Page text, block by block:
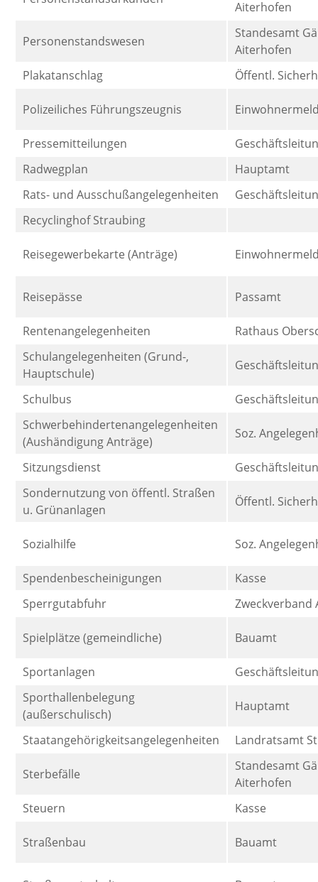
Aiterhofen
Personenstandswesen
Standesamt
Aiterhofen
Plakatanschlag
Öffentl.
Polizeiliches Führungszeugnis
Pressemitteilungen
Radwegplan
Hauptamt
Rats- und Ausschußangelegenheiten
Recyclinghof Straubing
Reisegewerbekarte (Anträge)
Reisepässe Passamt
Rentenangelegenheiten
Rathaus
Schulangelegenheiten (Grund-,
Hauptschule)
Schulbus
Schwerbehindertenangelegenheiten
(Aushändigung Anträge)
Soz.
Sitzungsdienst
Sondernutzung von öffentl. Straßen
u. Grünanlagen
Öffentl.
Sozialhilfe Soz.
Spendenbescheinigungen
Kasse
Sperrgutabfuhr
Zweckverband
Spielplätze (gemeindliche) Bauamt
Sportanlagen
Sporthallenbelegung
(außerschulisch)
Hauptamt
Staatangehörigkeitsangelegenheiten Landratsamt
Sterbefälle
Standesamt
Aiterhofen
Steuern
Kasse
Straßenbau Bauamt